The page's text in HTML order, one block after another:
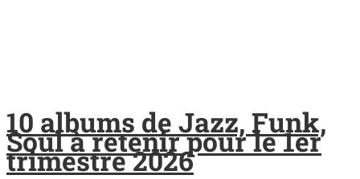
10 albums de Jazz, Funk,
Soul à retenir pour le 1er
trimestre 2026